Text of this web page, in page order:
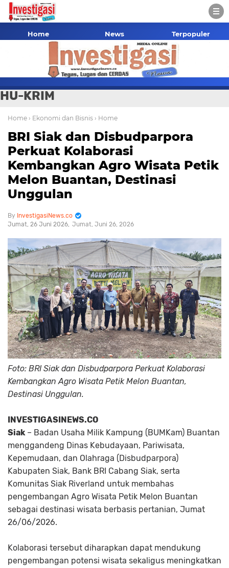
Home News Terpopuler
HU-KRIM
Home › Ekonomi dan Bisnis › Home
BRI Siak dan Disbudparpora
Perkuat Kolaborasi
Kembangkan Agro Wisata Petik
Melon Buantan, Destinasi
Unggulan
InvestigasiNews.co
Jumat, 26 Juni 2026 Jumat, Juni 26, 2026
Foto: BRI Siak dan Disbudparpora Perkuat Kolaborasi
Kembangkan Agro Wisata Petik Melon Buantan,
Destinasi Unggulan.
INVESTIGASINEWS.CO
Siak– Badan Usaha Milik Kampung (BUMKam) Buantan
menggandeng Dinas Kebudayaan, Pariwisata,
Kepemudaan, dan Olahraga (Disbudparpora)
Kabupaten Siak, Bank BRI Cabang Siak, serta
Komunitas Siak Riverland untuk membahas
pengembangan Agro Wisata Petik Melon Buantan
sebagai destinasi wisata berbasis pertanian, Jumat
26/06/2026.
Kolaborasi tersebut diharapkan dapat mendukung
pengembangan potensi wisata sekaligus meningkatkan